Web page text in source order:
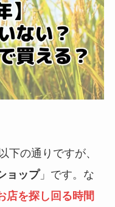
下の通りですが、
ョップ」です。な
店を探し回る時間